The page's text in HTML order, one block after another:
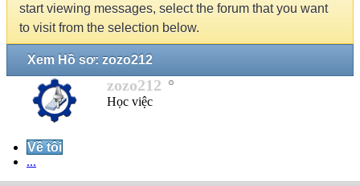
start viewing messages, select the forum that you want
to visit from the selection below.
Xem Hồ sơ: zozo212
zozo212
Học việc
Về tôi
...